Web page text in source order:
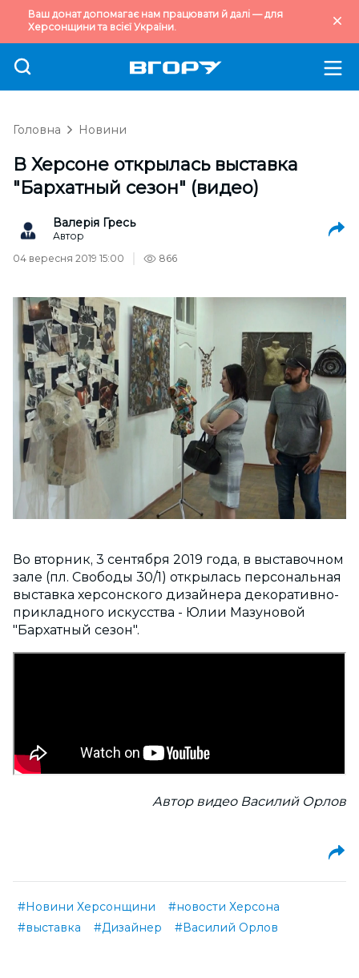
Ваш донат допомагає нам працювати й далі — для
Херсонщини та всієї України.
Головна Новини
В Херсоне открылась выставка
"Бархатный сезон" (видео)
Валерія Гресь
Автор
04 вересня 2019 15:00
866
Во вторник, 3 сентября 2019 года, в выставочном
зале (пл. Свободы 30/1) открылась персональная
выставка херсонского дизайнера декоративно-
прикладного искусства - Юлии Мазуновой
"Бархатный сезон".
Автор видео Василий Орлов
#Новини Херсонщини
#новости Херсона
#выставка
#Дизайнер #Василий Орлов